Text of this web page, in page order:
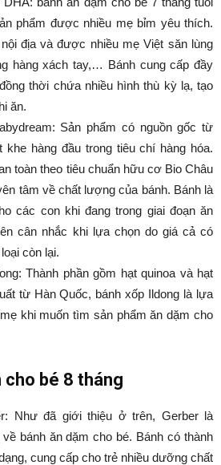
phẩm được nhiều mẹ bỉm yêu thích.
địa và được nhiều mẹ Việt săn lùng
hàng xách tay,… Bánh cung cấp đầy
thời chứa nhiều hình thù kỳ lạ, tạo
ăn.
Sản phẩm có nguồn gốc từ
hàng đầu trong tiêu chí hàng hóa.
toàn theo tiêu chuẩn hữu cơ Bio Châu
tâm về chất lượng của bánh. Bánh là
các con khi đang trong giai đoạn ăn
cân nhắc khi lựa chọn do giá cả có
còn lại.
Thành phần gồm hạt quinoa và hạt
từ Hàn Quốc, bánh xốp Ildong là lựa
khi muốn tìm sản phẩm ăn dặm cho
cho bé 8 tháng
Như đã giới thiệu ở trên, Gerber là
bánh ăn dặm cho bé. Bánh có thành
cung cấp cho trẻ nhiều dưỡng chất